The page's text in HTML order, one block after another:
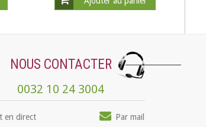
NOUS CONTACTER
0032 10 24 3004
en direct
Par mail